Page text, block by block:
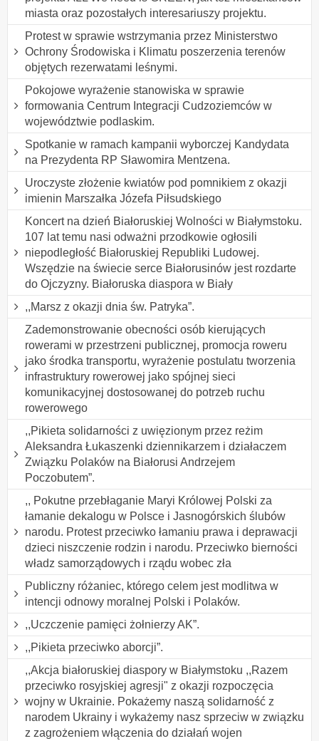
miasta oraz pozostałych interesariuszy projektu.
Protest w sprawie wstrzymania przez Ministerstwo
Ochrony Środowiska i Klimatu poszerzenia terenów
objętych rezerwatami leśnymi.
Pokojowe wyrażenie stanowiska w sprawie
formowania Centrum Integracji Cudzoziemców w
województwie podlaskim.
Spotkanie w ramach kampanii wyborczej Kandydata
na Prezydenta RP Sławomira Mentzena.
Uroczyste złożenie kwiatów pod pomnikiem z okazji
imienin Marszałka Józefa Piłsudskiego
Koncert na dzień Białoruskiej Wolności w Białymstoku.
107 lat temu nasi odważni przodkowie ogłosili
niepodległość Białoruskiej Republiki Ludowej.
Wszędzie na świecie serce Białorusinów jest rozdarte
do Ojczyzny. Białoruska diaspora w Biały
,,Marsz z okazji dnia św. Patryka”.
Zademonstrowanie obecności osób kierujących
rowerami w przestrzeni publicznej, promocja roweru
jako środka transportu, wyrażenie postulatu tworzenia
infrastruktury rowerowej jako spójnej sieci
komunikacyjnej dostosowanej do potrzeb ruchu
rowerowego
,,Pikieta solidarności z uwięzionym przez reżim
Aleksandra Łukaszenki dziennikarzem i działaczem
Związku Polaków na Białorusi Andrzejem
Poczobutem”.
,, Pokutne przebłaganie Maryi Królowej Polski za
łamanie dekalogu w Polsce i Jasnogórskich ślubów
narodu. Protest przeciwko łamaniu prawa i deprawacji
dzieci niszczenie rodzin i narodu. Przeciwko bierności
władz samorządowych i rządu wobec zła
Publiczny różaniec, którego celem jest modlitwa w
intencji odnowy moralnej Polski i Polaków.
,,Uczczenie pamięci żołnierzy AK”.
,,Pikieta przeciwko aborcji”.
,,Akcja białoruskiej diaspory w Białymstoku ,,Razem
przeciwko rosyjskiej agresji" z okazji rozpoczęcia
wojny w Ukrainie. Pokażemy naszą solidarność z
narodem Ukrainy i wykażemy nasz sprzeciw w związku
z zagrożeniem włączenia do działań wojen